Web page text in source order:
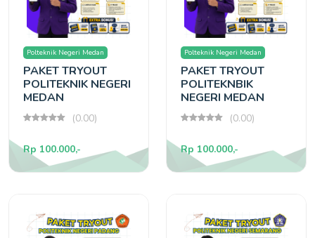
Polteknik Negeri Medan
PAKET TRYOUT
POLITEKNIK NEGERI
MEDAN
(0.00)
Rp 100.000,-
Polteknik Negeri Medan
PAKET TRYOUT
POLITEKNBIK
NEGERI MEDAN
(0.00)
Rp 100.000,-